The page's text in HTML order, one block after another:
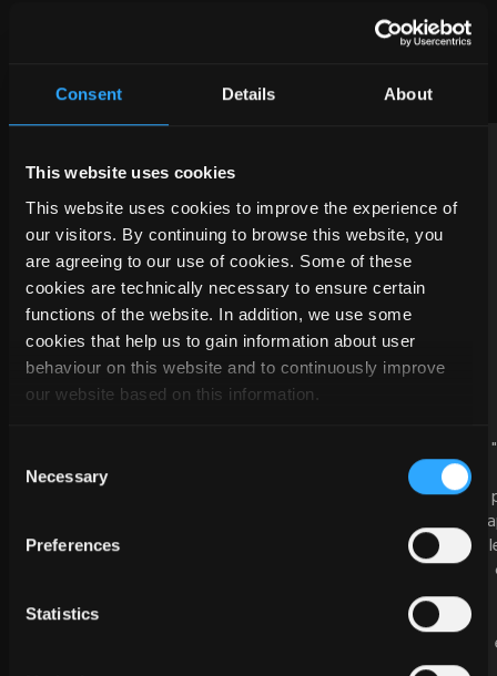
Consent Details About
This website uses cookies
This website uses cookies to improve the experience of
our visitors. By continuing to browse this website, you
are agreeing to our use of cookies. Some of these
cookies are technically necessary to ensure certain
functions of the website. In addition, we use some
cookies that help us to gain information about user
behaviour on this website and to continuously improve
our website based on this information.
Selection
Necessary
Preferences
Statistics
innovations et les progrès techniques
aux utilisateurs de SEMA, que ce soit sous